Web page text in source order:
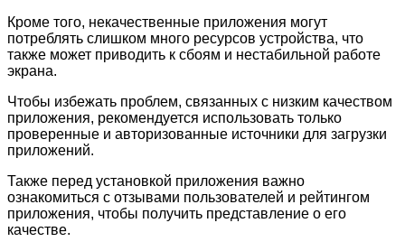
Кроме того, некачественные приложения могут
потреблять слишком много ресурсов устройства, что
также может приводить к сбоям и нестабильной работе
экрана.
Чтобы избежать проблем, связанных с низким качеством
приложения, рекомендуется использовать только
проверенные и авторизованные источники для загрузки
приложений.
Также перед установкой приложения важно
ознакомиться с отзывами пользователей и рейтингом
приложения, чтобы получить представление о его
качестве.